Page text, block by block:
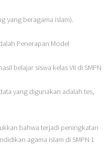
yang beragama islam).
Penerapan Model
belajar siswa kelas VII di SMPN
yang digunakan adalah tes,
bahwa terjadi peningkatan
agama islam di SMPN 1